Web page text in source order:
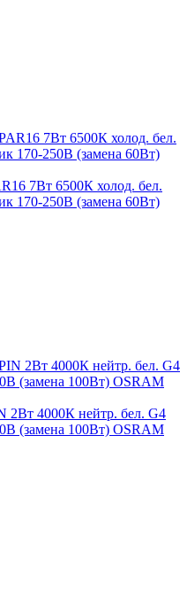
7Вт 6500К холод. бел.
170-250В (замена 60Вт)
2Вт 4000К нейтр. бел. G4
(замена 100Вт) OSRAM